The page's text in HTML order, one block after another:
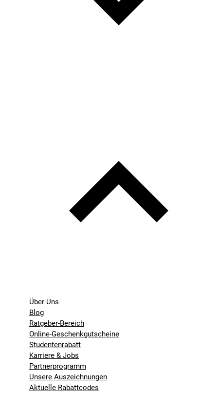
Über Uns
Blog
Ratgeber-Bereich
Online-Geschenkgutscheine
Studentenrabatt
Karriere & Jobs
Partnerprogramm
Unsere Auszeichnungen
Aktuelle Rabattcodes